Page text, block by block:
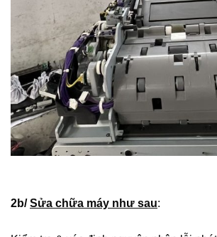
2b/ Sửa chữa máy như sau: